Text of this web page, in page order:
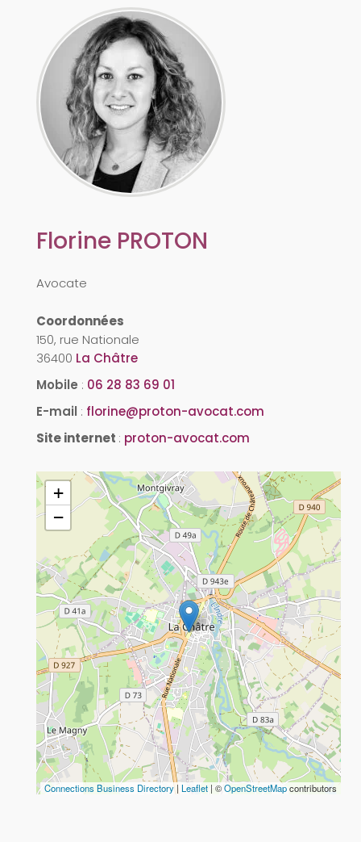
Florine PROTON
Avocate
Coordonnées
150, rue Nationale
36400 La Châtre
Mobile : 06 28 83 69 01
E-mail : florine@proton-avocat.com
Site internet : proton-avocat.com
+
−
Connections Business Directory |Leaflet | ©OpenStreetMapcontributors